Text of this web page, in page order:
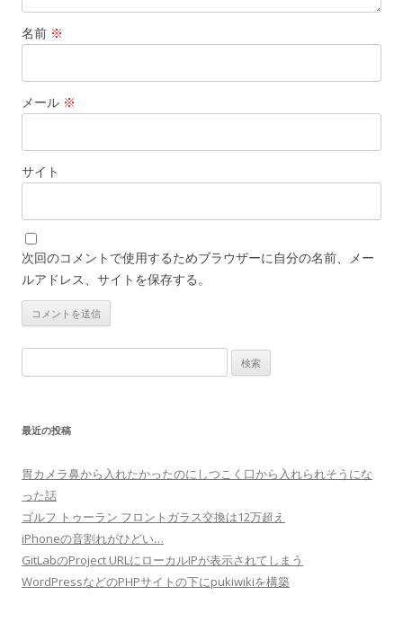
名前 ※
メール ※
サイト
次回のコメントで使用するためブラウザーに自分の名前、メー
ルアドレス、サイトを保存する。
索:
最近の投稿
胃カメラ鼻から入れたかったのにしつこく口から入れられそうにな
った話
ゴルフ トゥーラン フロントガラス交換は12万超え
iPhoneの音割れがひどい…
GitLabのProject URLにローカルIPが表示されてしまう
WordPressなどのPHPサイトの下にpukiwikiを構築